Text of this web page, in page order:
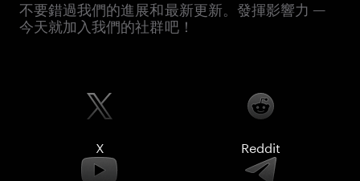
不要錯過我們的進展和最新更新。發揮影響力 —
今天就加入我們的社群吧！
X Reddit